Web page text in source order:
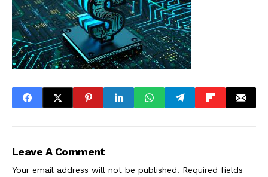
Leave A Comment
Your email address will not be published. Required fields